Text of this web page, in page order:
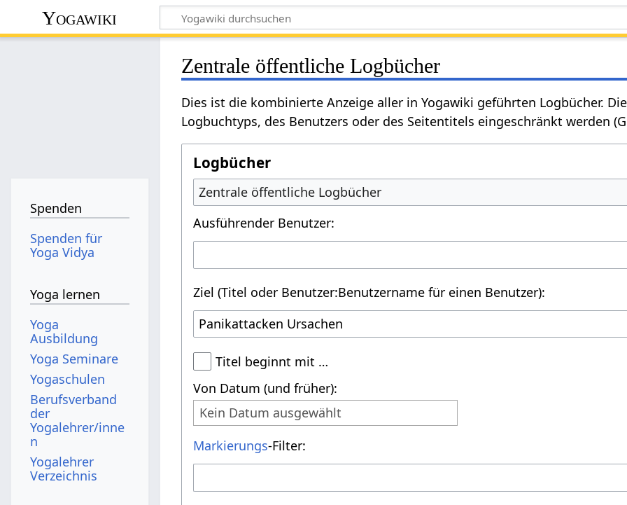
Yogawiki
Zentrale öffentliche Logbücher
Dies ist die kombinierte Anzeige aller in Yogawiki geführten Logbücher.
Logbuchtyps, des Benutzers oder des Seitentitels eingeschränkt werden
Logbücher
Zentrale öffentliche Logbücher
Ausführender Benutzer:
Ziel (Titel oder Benutzer:Benutzername für einen Benutzer):
Titel beginnt mit …
Von Datum (und früher):
Kein Datum ausgewählt
Markierungs-Filter:
Spenden
Spenden für
Yoga Vidya
Yoga lernen
Yoga
Ausbildung
Yoga Seminare
Yogaschulen
Berufsverband
der
Yogalehrer/inne
n
Yogalehrer
Verzeichnis